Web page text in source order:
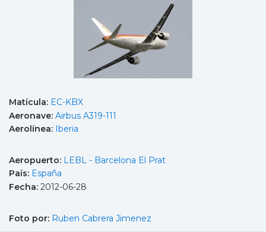
Matícula: EC-KBX
Aeronave: Airbus A319-111
Aerolínea: Iberia
Aeropuerto: LEBL - Barcelona El Prat
País: España
Fecha: 2012-06-28
Foto por: Ruben Cabrera Jimenez